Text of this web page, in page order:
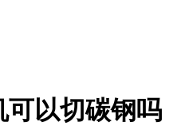
可以切碳钢吗